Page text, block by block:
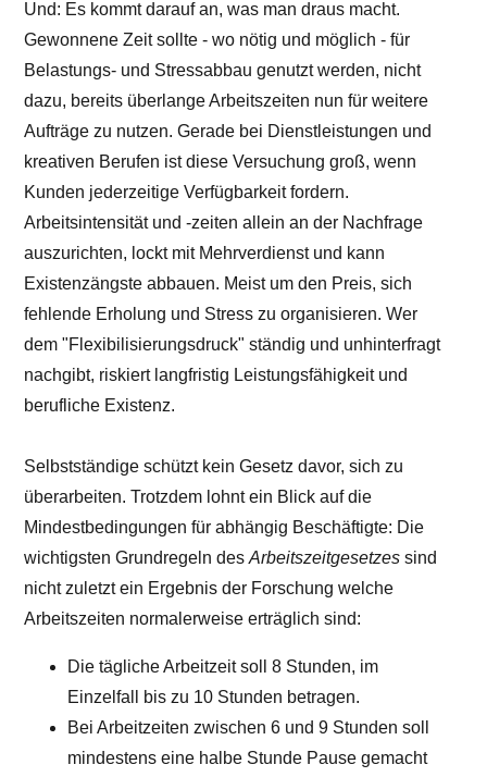
Und: Es kommt darauf an, was man draus macht.
Gewonnene Zeit sollte - wo nötig und möglich - für
Belastungs- und Stressabbau genutzt werden, nicht
dazu, bereits überlange Arbeitszeiten nun für weitere
Aufträge zu nutzen. Gerade bei Dienstleistungen und
kreativen Berufen ist diese Versuchung groß, wenn
Kunden jederzeitige Verfügbarkeit fordern.
Arbeitsintensität und -zeiten allein an der Nachfrage
auszurichten, lockt mit Mehrverdienst und kann
Existenzängste abbauen. Meist um den Preis, sich
fehlende Erholung und Stress zu organisieren. Wer
dem "Flexibilisierungsdruck" ständig und unhinterfragt
nachgibt, riskiert langfristig Leistungsfähigkeit und
berufliche Existenz.
Selbstständige schützt kein Gesetz davor, sich zu
überarbeiten. Trotzdem lohnt ein Blick auf die
Mindestbedingungen für abhängig Beschäftigte: Die
wichtigsten Grundregeln desArbeitszeitgesetzes sind
nicht zuletzt ein Ergebnis der Forschung welche
Arbeitszeiten normalerweise erträglich sind:
Die tägliche Arbeitzeit soll 8 Stunden, im
Einzelfall bis zu 10 Stunden betragen.
Bei Arbeitzeiten zwischen 6 und 9 Stunden soll
mindestens eine halbe Stunde Pause gemacht